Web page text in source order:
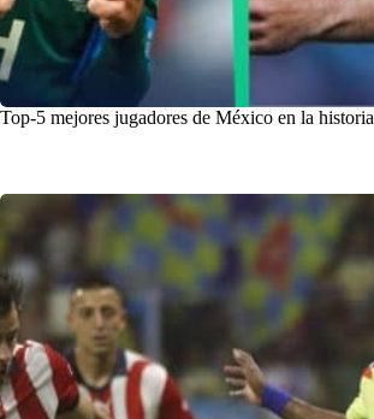
Top-5 mejores jugadores de México en la historia